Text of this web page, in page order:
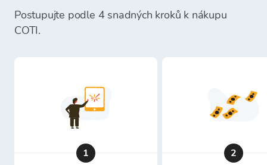
Postupujte podle 4 snadných kroků k nákupu
COTI.
1 2